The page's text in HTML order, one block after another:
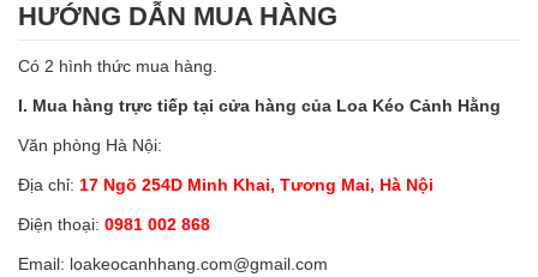
HƯỚNG DẪN MUA HÀNG
Có 2 hình thức mua hàng.
I. Mua hàng trực tiếp tại cửa hàng của Loa Kéo Cảnh Hằng
Văn phòng Hà Nội:
Địa chỉ: 17 Ngõ 254D Minh Khai, Tương Mai, Hà Nội
Điện thoại: 0981 002 868
Email: loakeocanhhang.com@gmail.com